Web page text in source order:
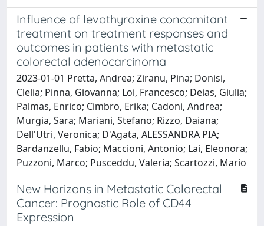
Influence of levothyroxine concomitant
treatment on treatment responses and
outcomes in patients with metastatic
colorectal adenocarcinoma
2023-01-01 Pretta, Andrea; Ziranu, Pina; Donisi,
Clelia; Pinna, Giovanna; Loi, Francesco; Deias, Giulia;
Palmas, Enrico; Cimbro, Erika; Cadoni, Andrea;
Murgia, Sara; Mariani, Stefano; Rizzo, Daiana;
Dell'Utri, Veronica; D'Agata, ALESSANDRA PIA;
Bardanzellu, Fabio; Maccioni, Antonio; Lai, Eleonora;
Puzzoni, Marco; Pusceddu, Valeria; Scartozzi, Mario
New Horizons in Metastatic Colorectal
Cancer: Prognostic Role of CD44
Expression